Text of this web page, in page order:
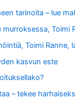
tarinoita – lue
murroksessa, Toimi
Toimi Ranne,
kasvun este
– tekee